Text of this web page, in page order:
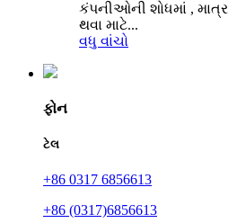
કંપનીઓની શોધમાં ,
થવા માટે...
વધુ વાંચો
ફોન
ટેલ
+86 0317 6856613
+86 (0317)6856613